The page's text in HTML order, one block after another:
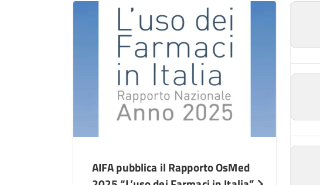
AIFA pubblica il Rapporto OsMed